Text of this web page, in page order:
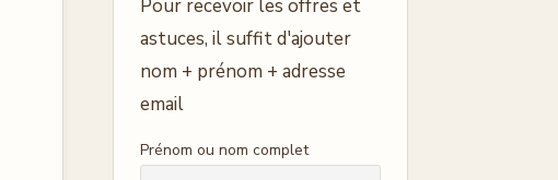
Pour recevoir les offres et
astuces, il suffit d'ajouter
nom + prénom + adresse
email
Prénom ou nom complet